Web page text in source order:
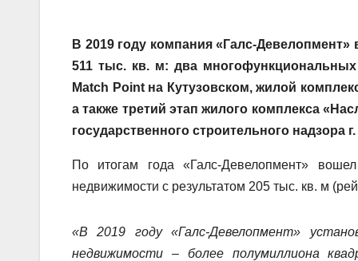
В 2019 году компания «Галс-
511 тыс. кв. м: два
Match Point на Кутузовском, жилой
а также третий этап жилого комплекса
государственного строительного надзора
По итогам года «Галс-Девелопмент»
недвижимости с результатом 205 тыс. кв. м
«В 2019 году «Галс-Девелопмент»
недвижимости – более полумиллиона